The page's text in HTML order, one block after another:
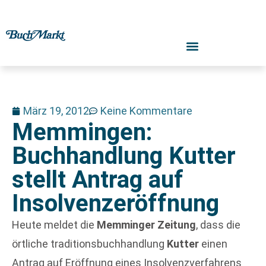
März 19, 2012 Keine Kommentare
Memmingen:
Buchhandlung Kutter
stellt Antrag auf
Insolvenzeröffnung
Heute meldet die Memminger Zeitung, dass die
örtliche traditionsbuchhandlung Kutter einen
Antrag auf Eröffnung eines Insolvenzverfahrens